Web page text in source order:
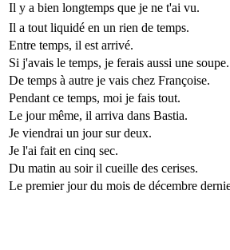
Il y a bien longtemps que je ne t'ai vu.
Il a tout liquidé en un rien de temps.
Entre temps, il est arrivé.
Si j'avais le temps, je ferais aussi une soupe.
De temps à autre je vais chez Françoise.
Pendant ce temps, moi je fais tout.
Le jour même, il arriva dans Bastia.
Je viendrai un jour sur deux.
Je l'ai fait en cinq sec.
Du matin au soir il cueille des cerises.
Le premier jour du mois de décembre